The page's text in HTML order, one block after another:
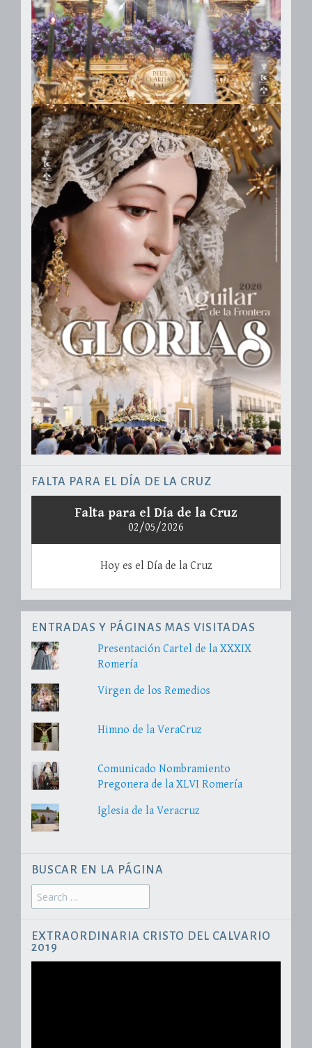
FALTA PARA EL DÍA DE LA CRUZ
Falta para el Día de la Cruz
02/05/2026
Hoy es el Día de la Cruz
ENTRADAS Y PÁGINAS MAS VISITADAS
Presentación Cartel de la XXXIX
Romería
Virgen de los Remedios
Himno de la VeraCruz
Comunicado Nombramiento
Pregonera de la XLVI Romería
Iglesia de la Veracruz
BUSCAR EN LA PÁGINA
Search
for:
EXTRAORDINARIA CRISTO DEL CALVARIO
2019